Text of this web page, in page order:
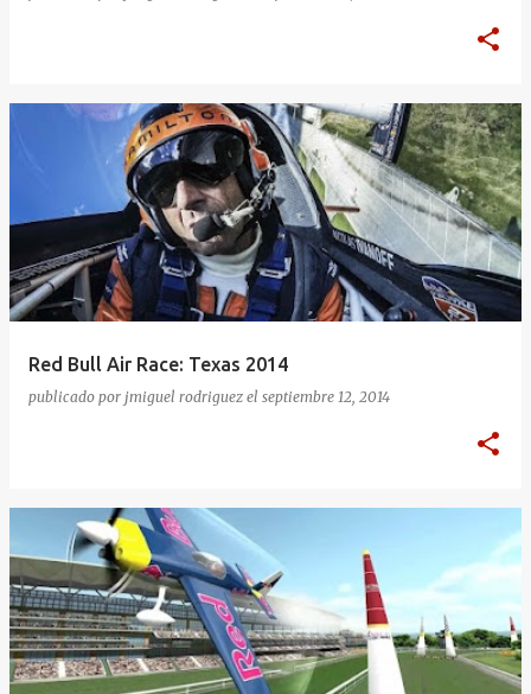
Red Bull Air Race: Texas 2014
publicado por jmiguel rodriguez el septiembre 12, 2014